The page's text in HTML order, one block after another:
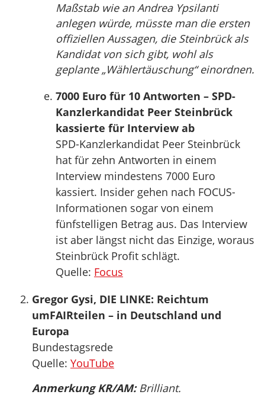
Maßstab wie an Andrea Ypsilanti
anlegen würde, müsste man die ersten
offiziellen Aussagen, die Steinbrück als
Kandidat von sich gibt, wohl als
geplante „Wählertäuschung“ einordnen.
7000 Euro für 10 Antworten – SPD-
Kanzlerkandidat Peer Steinbrück
kassierte für Interview ab
SPD-Kanzlerkandidat Peer Steinbrück
hat für zehn Antworten in einem
Interview mindestens 7000 Euro
kassiert. Insider gehen nach FOCUS-
Informationen sogar von einem
fünfstelligen Betrag aus. Das Interview
ist aber längst nicht das Einzige, woraus
Steinbrück Profit schlägt.
Quelle: Focus
Gregor Gysi, DIE LINKE: Reichtum
umFAIRteilen – in Deutschland und
Europa
Bundestagsrede
Quelle: YouTube
Anmerkung KR/AM:Brilliant.